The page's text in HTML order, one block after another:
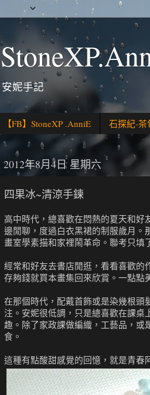
安妮手記
【FB】StoneXP .AnniE 石探紀-茶
2012年8月4日 星期六
四果冰~清涼手鍊
高中時代，總喜歡在悶熱的夏天和好
邊閒聊，度過白衣黑裙的制服歲月。
畫室學素描和家裡鬧革命。聯考只填
經常和好友去書店閒逛，看看喜歡的
存夠錢就買本畫集回來欣賞。一點點
在那個時代，配戴首飾或是染幾根頭
注。安妮很低調，只是總喜歡在課桌
趣。除了家政課做編織，工藝品，或
食。
這種有點酸甜感覺的回憶，就是青春